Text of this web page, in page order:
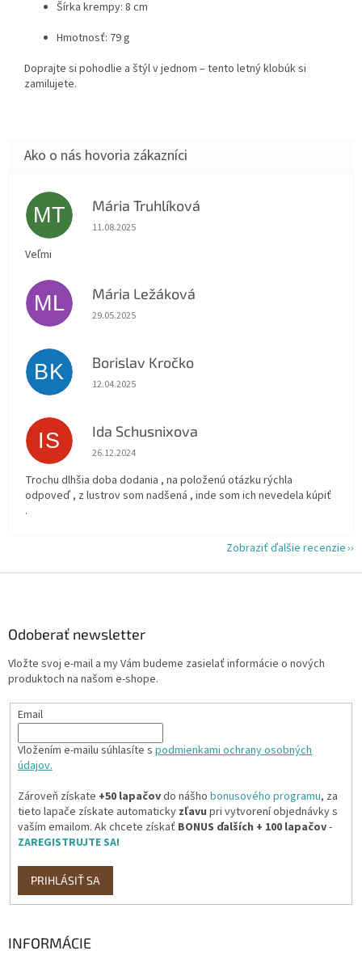
Šírka krempy: 8 cm
Hmotnosť: 79 g
Doprajte si pohodlie a štýl v jednom – tento letný klobúk si
zamilujete.
MT Mária Truhlíková
Hodnotenie obchodu je 5 z 5 hviezdičiek.
11.08.2025
Veľmi
ML Mária Ležáková
Hodnotenie obchodu je 5 z 5 hviezdičiek.
29.05.2025
BK Borislav Kročko
Hodnotenie obchodu je 5 z 5 hviezdičiek.
12.04.2025
IS Ida Schusnixova
Hodnotenie obchodu je 5 z 5 hviezdičiek.
26.12.2024
Trochu dlhšia doba dodania , na položenú otázku rýchla
odpoveď , z lustrov som nadšená , inde som ich nevedela kúpiť
.
Zobraziť ďalšie recenzie
Odoberať newsletter
Vložte svoj e-mail a my Vám budeme zasielať informácie o nových
produktoch na našom e-shope.
Email
Vložením e-mailu súhlasíte s podmienkami ochrany osobných
údajov.
Zároveň získate +50 lapačovdo nášho bonusového programu, za
tieto lapače získate automaticky zľavu pri vytvorení objednávky s
vaším emailom. Ak chcete získať BONUS ďalších + 100 lapačov-
ZAREGISTRUJTE SA!
PRIHLÁSIŤ SA
INFORMÁCIE